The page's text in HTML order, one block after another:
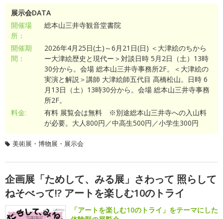
展示会DATA
開催場
所：
総本山三井寺観音堂書院
開催期
間：
2026年4月25日(土)～6月21日(日) ＜大津絵のちから
ー大津絵歴史と現代ー＞対談日時 5月2日（土）13時
30分から。会場 総本山三井寺事務所2F。＜大津絵の
実演と解説＞講師 大津絵師五代目 高橋松山。日時 6
月13日（土）13時30分から。会場 総本山三井寺事務
所2F。
料金:
有料 展覧会は無料 ※別途総本山三井寺への入山料
が必要。大人800円／中高生500円／小学生300円
美術展・博物展・展示会
企画展「ためして、みる展」さわって 照らして
ねそべって!? アートを楽しむ10のトライ
「アートを楽しむ10のトライ」をテーマにした